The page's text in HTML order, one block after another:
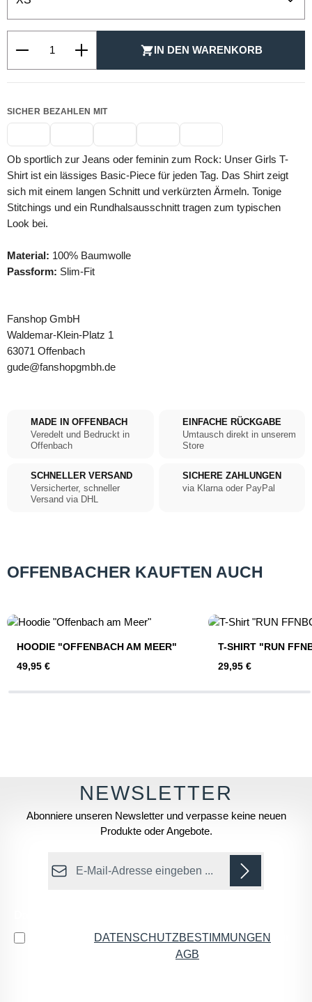
IN DEN WARENKORB
SICHER BEZAHLEN MIT
Ob sportlich zur Jeans oder feminin zum Rock: Unser Girls T-
Shirt ist ein lässiges Basic-Piece für jeden Tag. Das Shirt zeigt
sich mit einem langen Schnitt und verkürzten Ärmeln. Tonige
Stitchings und ein Rundhalsausschnitt tragen zum typischen
Look bei.
Material: 100% Baumwolle
Passform: Slim-Fit
Fanshop GmbH
Waldemar-Klein-Platz 1
63071 Offenbach
gude@fanshopgmbh.de
MADE IN OFFENBACH
Veredelt und Bedruckt in
Offenbach
EINFACHE RÜCKGABE
Umtausch direkt in unserem
Store
SCHNELLER VERSAND
Versicherter, schneller
Versand via DHL
SICHERE ZAHLUNGEN
via Klarna oder PayPal
OFFENBACHER KAUFTEN AUCH
HOODIE "OFFENBACH AM MEER"
Regulärer Preis:
49,95 €
T-SHIRT "RUN
Regulärer Preis:
29,95 €
Abonniere unseren Newsletter und verpasse keine neuen
Produkte oder Angebote.
E-Mail-Adresse*
DATENSCHUTZBESTIMMUNGEN
AGB